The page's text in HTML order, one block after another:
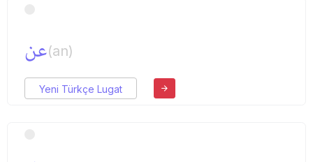
عن(an)
Yeni Türkçe Lugat